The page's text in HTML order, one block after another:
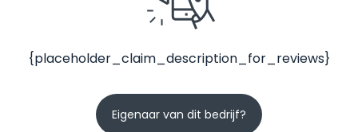
{placeholder_claim_description_for_reviews}
Eigenaar van dit bedrijf?